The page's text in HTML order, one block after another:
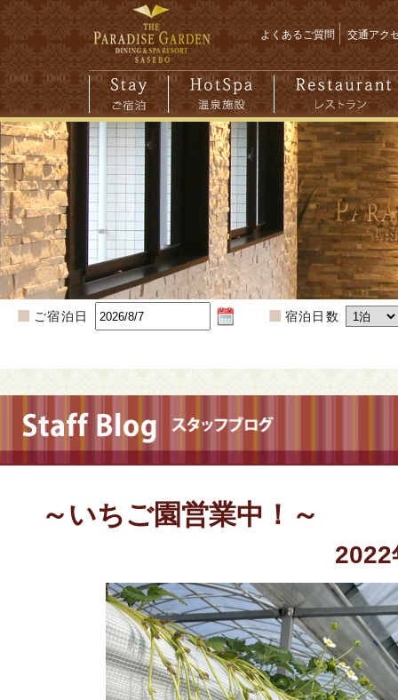
よくあるご質問 交通アク
ご宿泊日 宿泊日数
～いちご園営業中！～
2022